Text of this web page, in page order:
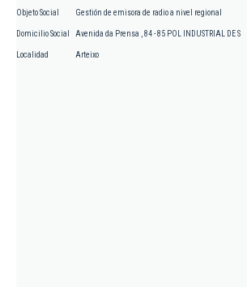
Objeto Social Gestión de emisora de radio a nivel regional
Domicilio Social Avenida da Prensa , 84 - 85 POL INDUSTRIAL DE S
Localidad Arteixo